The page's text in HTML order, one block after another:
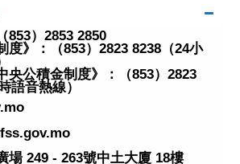
853）2853 2850
度》：（853）2823 8238（24小
央公積金制度》：（853）2823
語音熱線）
場 249 - 263號中土大廈 18樓